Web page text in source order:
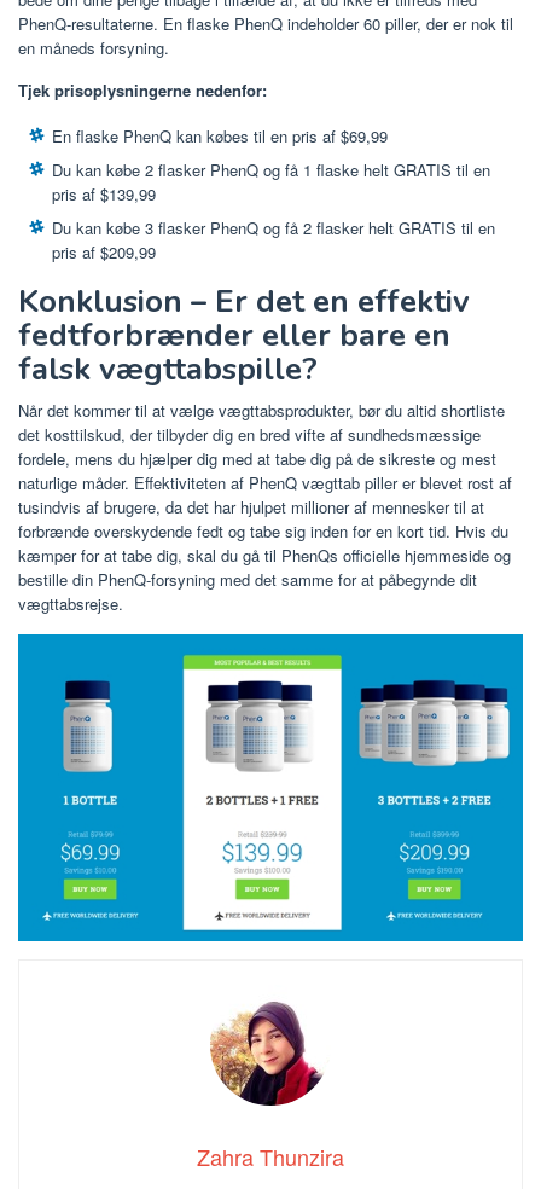
PhenQ-resultaterne. En flaske PhenQ indeholder 60 piller, der er nok til
en måneds forsyning.
Tjek prisoplysningerne nedenfor:
En flaske PhenQ kan købes til en pris af $69,99
Du kan købe 2 flasker PhenQ og få 1 flaske helt GRATIS til en
pris af $139,99
Du kan købe 3 flasker PhenQ og få 2 flasker helt GRATIS til en
pris af $209,99
Konklusion – Er det en effektiv
fedtforbrænder eller bare en
falsk vægttabspille?
Når det kommer til at vælge vægttabsprodukter, bør du altid shortliste
det kosttilskud, der tilbyder dig en bred vifte af sundhedsmæssige
fordele, mens du hjælper dig med at tabe dig på de sikreste og mest
naturlige måder. Effektiviteten af ​​PhenQ vægttab piller er blevet rost af
tusindvis af brugere, da det har hjulpet millioner af mennesker til at
forbrænde overskydende fedt og tabe sig inden for en kort tid. Hvis du
kæmper for at tabe dig, skal du gå til PhenQs officielle hjemmeside og
bestille din PhenQ-forsyning med det samme for at påbegynde dit
vægttabsrejse.
Zahra Thunzira